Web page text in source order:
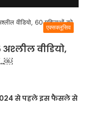
एक्सक्लूसिव
वीडियो,
से पहले इस फैसले से